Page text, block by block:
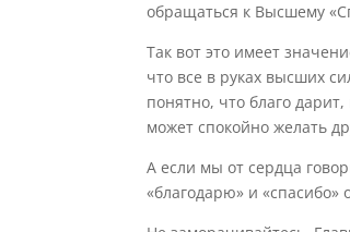
обращаться к Высшему
Так вот это имеет
что все в руках высших
понятно, что благо
может спокойно желать
А если мы от сердца
«благодарю» и